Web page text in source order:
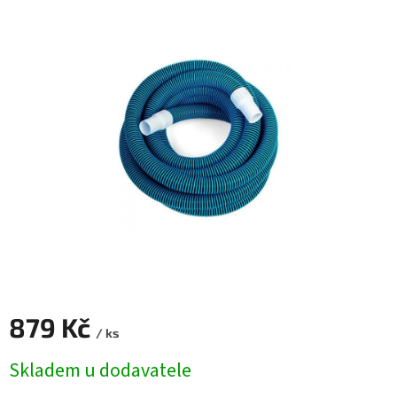
879 Kč / ks
Skladem u dodavatele